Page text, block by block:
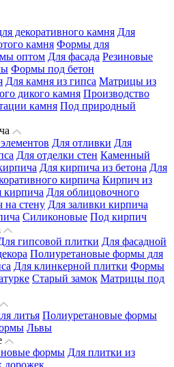
декоративного камня Для
камня Формы для
оптом Для фасада Резиновые
Формы под бетон
Для камня из гипса Матрицы из
дикого камня Производство
камня Под природный
Для отливки Для
Для отделки стен Каменный
Для кирпича из бетона Для
кирпича Кирпич из
кирпича Для облицовочного
на стену Для заливки кирпича
Силиконовые Под кирпич
гипсовой плитки Для фасадной
Полиуретановые формы для
Для клинкерной плитки Формы
Старый замок Матрицы под
литья Полиуретановые формы
Львы
формы Для плитки из
дорожек